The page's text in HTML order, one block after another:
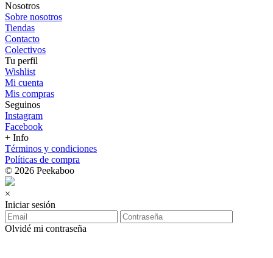
Nosotros
Sobre nosotros
Tiendas
Contacto
Colectivos
Tu perfil
Wishlist
Mi cuenta
Mis compras
Seguinos
Instagram
Facebook
+ Info
Términos y condiciones
Políticas de compra
© 2026 Peekaboo
×
Iniciar sesión
Olvidé mi contraseña